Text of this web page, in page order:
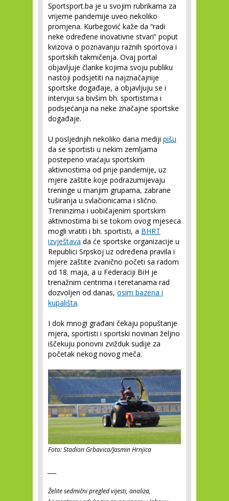
Sportsport.ba je u svojim rubrikama za
vrijeme pandemije uveo nekoliko
promjena. Kurbegović kaže da “radi
neke određene inovativne stvari” poput
kvizova o poznavanju raznih sportova i
sportskih takmičenja. Ovaj portal
objavljuje članke kojima svoju publiku
nastoji podsjetiti na najznačajnije
sportske događaje, a objavljuju se i
intervjui sa bivšim bh. sportistima i
podsjećanja na neke značajne sportske
događaje.
U posljednjih nekoliko dana mediji pišu
da se sportisti u nekim zemljama
postepeno vraćaju sportskim
aktivnostima od prije pandemije, uz
mjere zaštite koje podrazumijevaju
treninge u manjim grupama, zabrane
tuširanja u svlačionicama i slično.
Treninzima i uobičajenim sportskim
aktivnostima bi se tokom ovog mjeseca
mogli vratiti i bh. sportisti, a BHRT
izvještava da će sportske organizacije u
Republici Srpskoj uz određena pravila i
mjere zaštite zvanično početi sa radom
od 18. maja, a u Federaciji BiH je
trenažnim centrima i teretanama rad
dozvoljen od danas, osim bazena i
kupališta.
I dok mnogi građani čekaju popuštanje
mjera, sportisti i sportski novinari željno
iščekuju ponovni zvižduk sudije za
početak nekog novog meča.
Foto: Stadion Grbavica/Jasmin Hrnjica
Želite sedmični pregled vijesti, analiza,